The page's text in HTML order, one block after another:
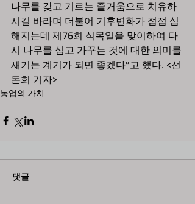
나무를 갖고 기르는 즐거움으로 치유하
시길 바라며 더불어 기후변화가 점점 심
해지는데 제76회 식목일을 맞이하여 다
시 나무를 심고 가꾸는 것에 대한 의미를
새기는 계기가 되면 좋겠다”고 했다. <선
돈희 기자>
농업의 가치
댓글